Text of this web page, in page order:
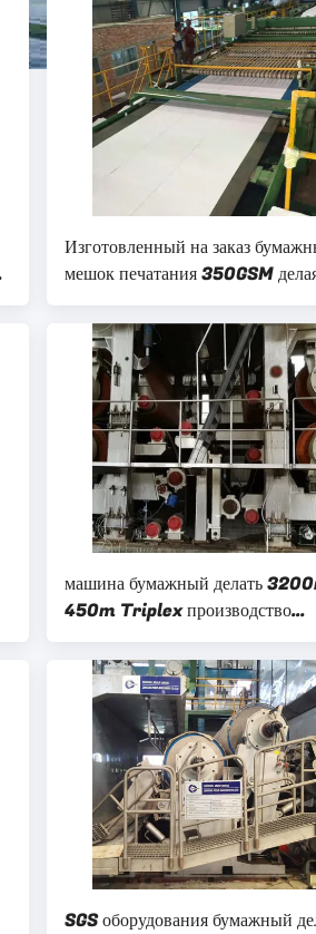
Изготовленный на заказ
мешок печатания 350GSM
упаковку бумаги Kraft машины
машина бумажный делать
450m Triplex производство
гофрированной бумаги провода
180g
SGS оборудования бумажный